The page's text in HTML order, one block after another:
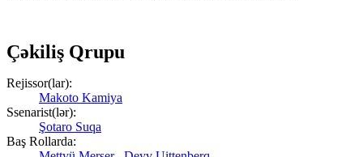
Çəkiliş Qrupu
Rejissor(lar):
Makoto Kamiya
Ssenarist(lər):
Şotaro Suqa
Baş Rollarda: